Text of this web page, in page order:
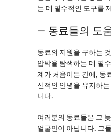
는 데 필수적인 도구를
– 동료들의 도
동료의 지원을 구하는
압박을 탐색하는 데 필
계가 처음이든 간에, 동
신적인 안녕을 유지하
니다.
여러분의 동료들은 그
얼굴만이 아닙니다. 그